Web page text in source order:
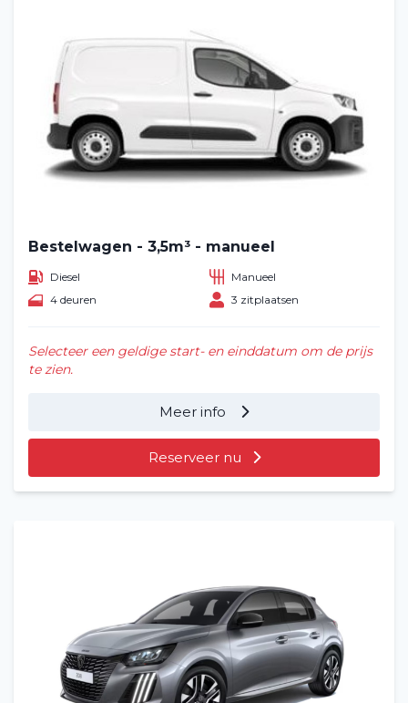
Bestelwagen - 3,5m³ - manueel
Diesel
Manueel
4 deuren
3 zitplaatsen
Selecteer een geldige start- en einddatum om de prijs
te zien.
Meer info
Reserveer nu